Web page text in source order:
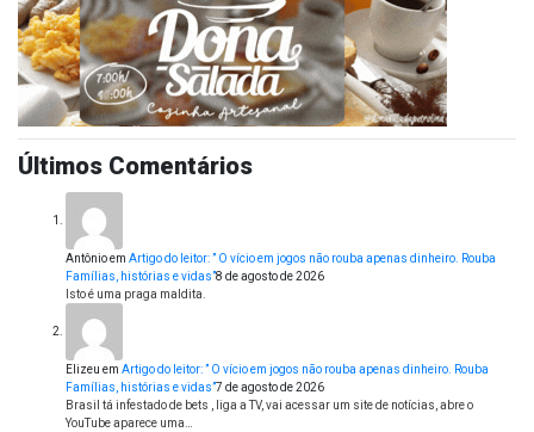
Últimos Comentários
Antônioem Artigo do leitor: ” O vício em jogos não rouba apenas dinheiro. Rouba
Famílias, histórias e vidas”8 de agosto de 2026
Isto é uma praga maldita.
Elizeu em Artigo do leitor: ” O vício em jogos não rouba apenas dinheiro. Rouba
Famílias, histórias e vidas”7 de agosto de 2026
Brasil tá infestado de bets , liga a TV, vai acessar um site de notícias, abre o
YouTube aparece uma…